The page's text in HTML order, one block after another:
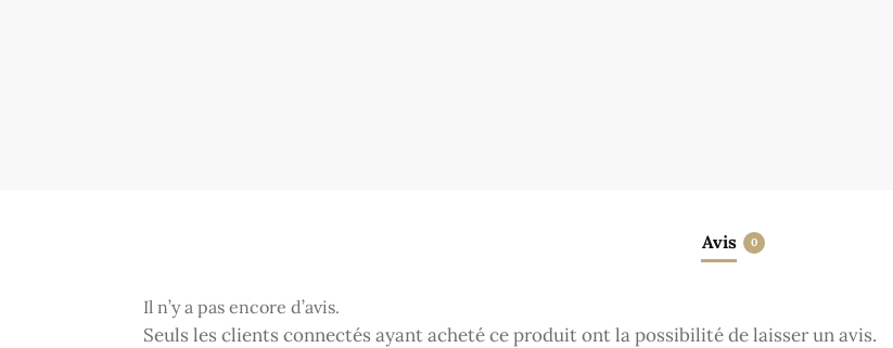
Avis 0
Il n’y a pas encore d’avis.
Seuls les clients connectés ayant acheté ce produit ont la possibilité de laisser un avis.